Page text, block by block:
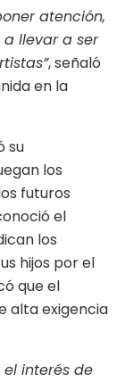
atención,
llevar a ser
, señaló
en la
su
los
futuros
el
los
hijos por el
que el
alta exigencia
interés de